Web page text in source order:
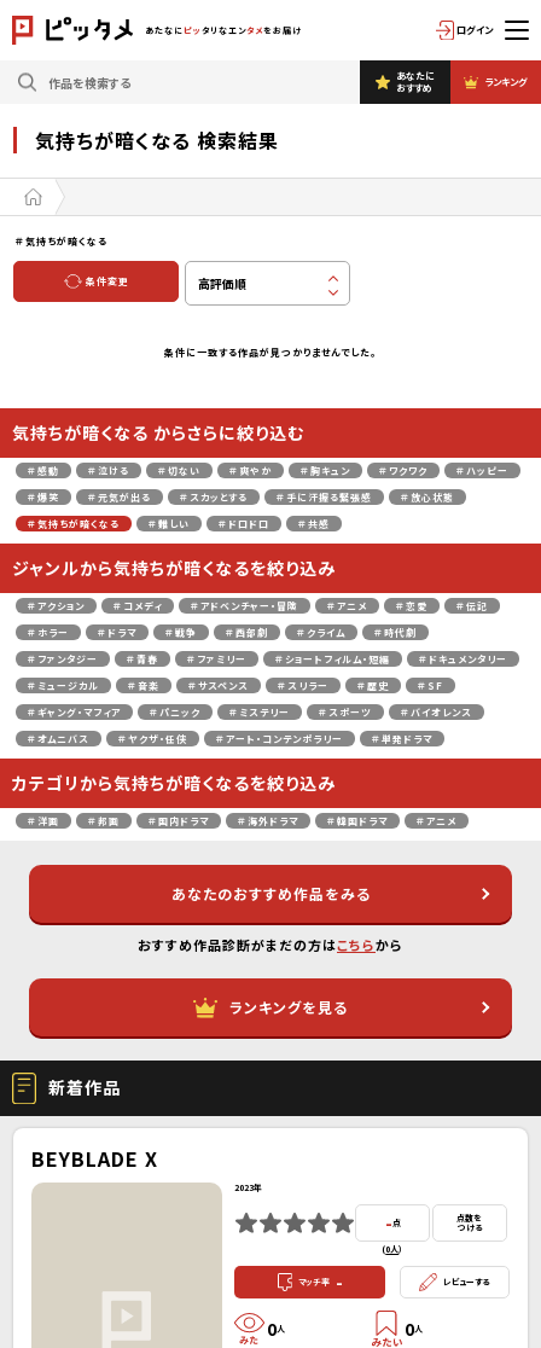
あたなに ピッ タリなエンタメをお届け ログイン
あなたに
おすすめ
ランキング
気持ちが暗くなる 検索結果
＃気持ちが暗くなる
条件変更
条件に一致する作品が見つかりませんでした。
気持ちが暗くなる からさらに絞り込む
＃感動 ＃泣ける ＃切ない ＃爽やか ＃胸キュン ＃ワクワク
＃ハッピー
＃爆笑
＃元気が出る ＃スカッとする ＃手に汗握る緊張感
＃放心状態
＃気持ちが暗くなる
＃難しい ＃ドロドロ ＃共感
ジャンルから気持ちが暗くなるを絞り込み
＃アクション ＃コメディ ＃アドベンチャー・冒険 ＃アニメ ＃恋愛
＃伝記
＃ホラー
＃ドラマ ＃戦争 ＃西部劇 ＃クライム
＃時代劇
＃ファンタジー
＃青春 ＃ファミリー ＃ショートフィルム・短編
＃ドキュメンタリー
＃ミュージカル
＃音楽 ＃サスペンス ＃スリラー ＃歴史
＃SF
＃ギャング・マフィア
＃パニック ＃ミステリー ＃スポーツ
＃バイオレンス
＃オムニバス
＃ヤクザ・任侠 ＃アート・コンテンポラリー ＃単発ドラマ
カテゴリから気持ちが暗くなるを絞り込み
＃洋画 ＃邦画 ＃国内ドラマ ＃海外ドラマ ＃韓国ドラマ ＃アニメ
あなたのおすすめ作品をみる
おすすめ作品診断がまだの方はこちらから
ランキングを見る
新着作品
BEYBLADE X
2023年
-点
(0人）
点数を
つける
マッチ率 - レビューする
0人 0人